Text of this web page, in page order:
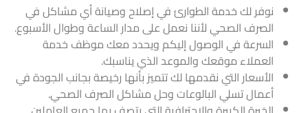
نوفر لك خدمة الطوارئ في إصلاح وصيانة أي مشاكل في
الصرف الصحي لأننا نعمل على مدار الساعة وطوال الأسبوع.
السرعة في الوصول إليكم ويحدد معك موظف خدمة
العملاء موقعك والموعد الذي يناسبك.
الأسعار التي نقدمها لك تتميز بأنها رخيصة بجانب الجودة في
أعمال تسلي البالوعات وحل مشاكل الصرف الصحي.